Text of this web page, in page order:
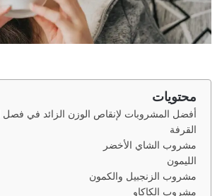
محتويات
أفضل المشروبات لإنقاص الوزن الزائد في فصل
القرفة
مشروب الشاي الأخضر
الليمون
مشروب الزنجبيل والكمون
مشروب الكاكاو